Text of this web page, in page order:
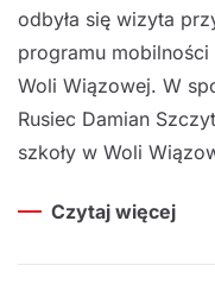
odbyła się wizyta
programu
Woli Wiązowej. W
Rusiec Damian
szkoły w Woli
Czytaj więcej